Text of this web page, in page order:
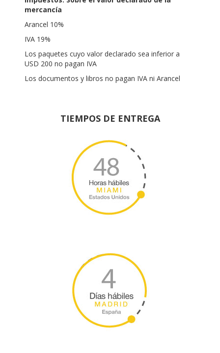
mercancía
Arancel 10%
IVA 19%
Los paquetes cuyo valor declarado sea inferior a
USD 200 no pagan IVA
Los documentos y libros no pagan IVA ni Arancel
TIEMPOS DE ENTREGA